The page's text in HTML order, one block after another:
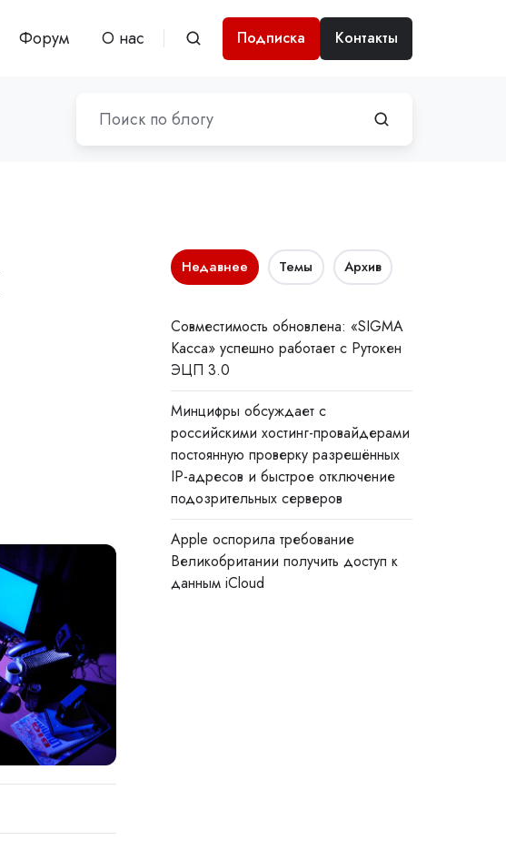
Форум О нас Подписка Контакты
Недавнее Темы Архив
Совместимость обновлена: «SIGMA
Касса» успешно работает с Рутокен
ЭЦП 3.0
Минцифры обсуждает с
российскими хостинг-провайдерами
постоянную проверку разрешённых
IP-адресов и быстрое отключение
подозрительных серверов
Apple оспорила требование
Великобритании получить доступ к
данным iCloud